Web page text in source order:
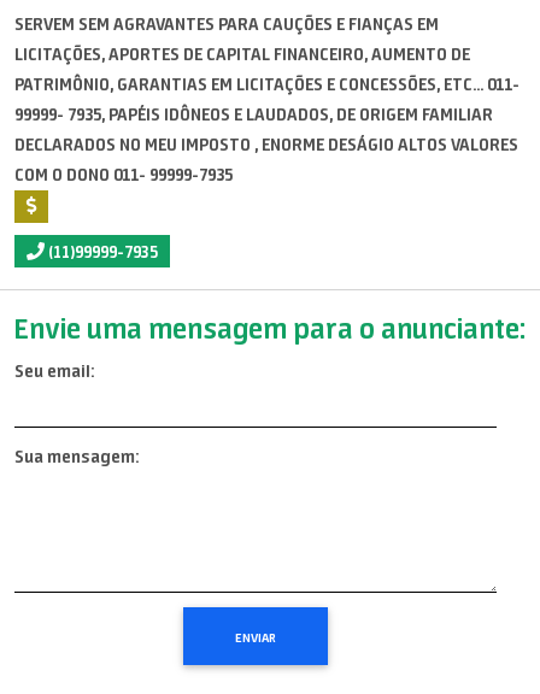
SERVEM SEM AGRAVANTES PARA CAUÇÕES E FIANÇAS EM
LICITAÇÕES, APORTES DE CAPITAL FINANCEIRO, AUMENTO DE
PATRIMÔNIO, GARANTIAS EM LICITAÇÕES E CONCESSÕES, ETC... 011-
99999- 7935, PAPÉIS IDÔNEOS E LAUDADOS, DE ORIGEM FAMILIAR
DECLARADOS NO MEU IMPOSTO , ENORME DESÁGIO ALTOS VALORES
COM O DONO 011- 99999-7935
(11)99999-7935
Envie uma mensagem para o anunciante:
Seu email:
Sua mensagem: